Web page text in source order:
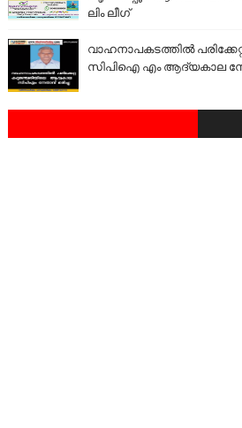
ലിം ലീഗ്
വാഹനാപകടത്തിൽ
സിപിഐ എം ആദ്യകാല